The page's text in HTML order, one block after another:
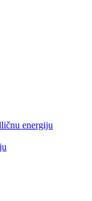
energiju